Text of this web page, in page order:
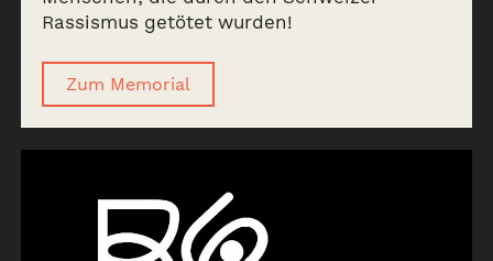
Rassismus getötet wurden!
Zum Memorial